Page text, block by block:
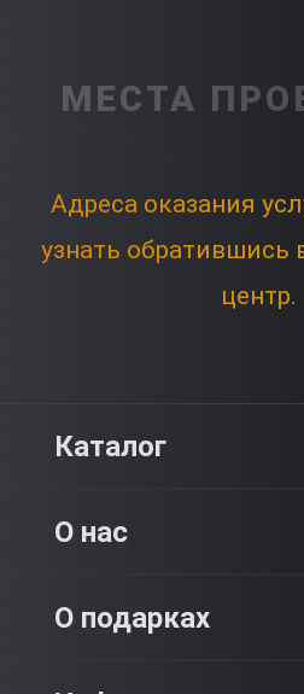
МЕСТА
Адреса оказания
узнать обратившись
центр.
Каталог
О нас
О
О подарках